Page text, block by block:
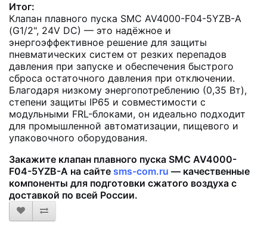
Итог:
Клапан плавного пуска SMC AV4000-F04-5YZB-A
(G1/2", 24V DC) — это надёжное и
энергоэффективное решение для защиты
пневматических систем от резких перепадов
давления при запуске и обеспечения быстрого
сброса остаточного давления при отключении.
Благодаря низкому энергопотреблению (0,35 Вт),
степени защиты IP65 и совместимости с
модульными FRL-блоками, он идеально подходит
для промышленной автоматизации, пищевого и
упаковочного оборудования.
Закажите клапан плавного пуска SMC AV4000-
F04-5YZB-A на сайте sms-com.ru — качественные
компоненты для подготовки сжатого воздуха с
доставкой по всей России.